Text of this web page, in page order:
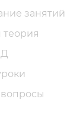
занятий